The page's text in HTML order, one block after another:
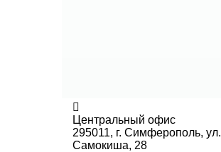
Центральный офис
295011, г. Симферополь, ул.
Самокиша, 28